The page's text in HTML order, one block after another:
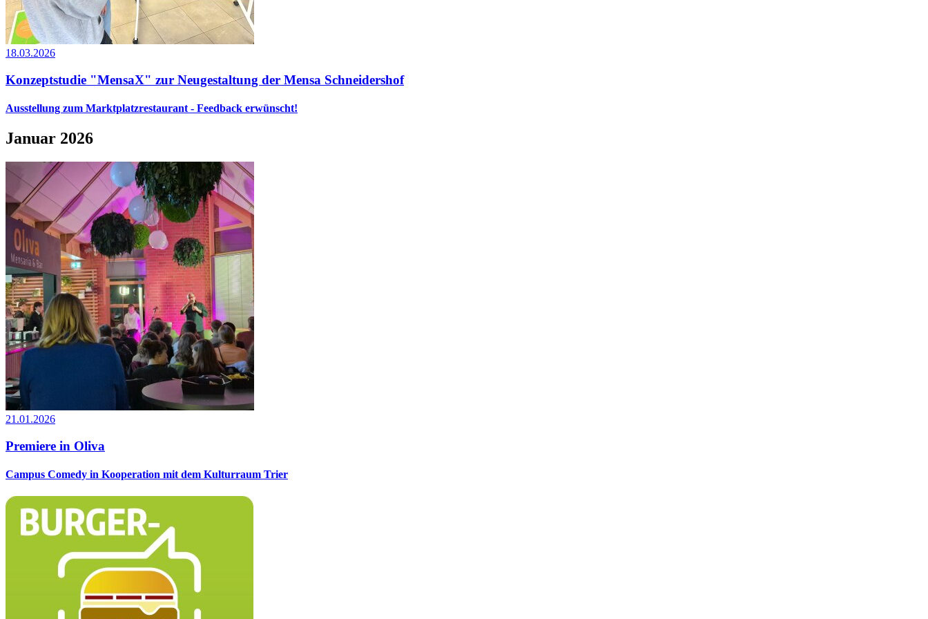
18.03.2026
Konzeptstudie "MensaX" zur Neugestaltung der Mensa Schneidershof
Ausstellung zum Marktplatzrestaurant - Feedback erwünscht!
Januar 2026
21.01.2026
Premiere in Oliva
Campus Comedy in Kooperation mit dem Kulturraum Trier